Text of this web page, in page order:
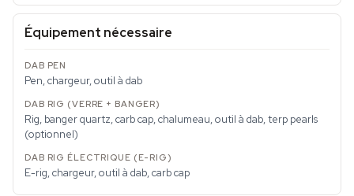
Équipement nécessaire
Pen, chargeur, outil à dab
Rig, banger quartz, carb cap, chalumeau, outil à dab, terp pearls
(optionnel)
E-rig, chargeur, outil à dab, carb cap